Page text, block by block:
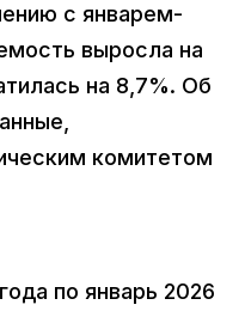
с январем-
выросла на
на 8,7%. Об
комитетом
по январь 2026